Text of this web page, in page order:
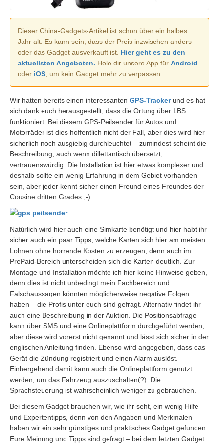
Dieser China-Gadgets-Artikel ist schon über ein halbes
Jahr alt. Es kann sein, dass der Preis inzwischen anders
oder das Gadget ausverkauft ist. Hier geht es zu den
aktuellsten Angeboten. Hole dir unsere App für Android
oder iOS, um kein Gadget mehr zu verpassen.
Wir hatten bereits einen interessanten GPS-Trackerund es hat
sich dank euch herausgestellt, dass die Ortung über LBS
funktioniert. Bei diesem GPS-Peilsender für Autos und
Motorräder ist dies hoffentlich nicht der Fall, aber dies wird hier
sicherlich noch ausgiebig durchleuchtet – zumindest scheint die
Beschreibung, auch wenn dillettantisch übersetzt,
vertrauenswürdig. Die Installation ist hier etwas komplexer und
deshalb sollte ein wenig Erfahrung in dem Gebiet vorhanden
sein, aber jeder kennt sicher einen Freund eines Freundes der
Cousine dritten Grades ;-).
Natürlich wird hier auch eine Simkarte benötigt und hier habt ihr
sicher auch ein paar Tipps, welche Karten sich hier am meisten
Lohnen ohne horrende Kosten zu erzeugen, denn auch im
PrePaid-Bereich unterscheiden sich die Karten deutlich. Zur
Montage und Installation möchte ich hier keine Hinweise geben,
denn dies ist nicht unbedingt mein Fachbereich und
Falschaussagen könnten möglicherweise negative Folgen
haben – die Profis unter euch sind gefragt. Alternativ findet ihr
auch eine Beschreibung in der Auktion. Die Positionsabfrage
kann über SMS und eine Onlineplattform durchgeführt werden,
aber diese wird vorerst nicht genannt und lässt sich sicher in der
englischen Anleitung finden. Ebenso wird angegeben, dass das
Gerät die Zündung registriert und einen Alarm auslöst.
Einhergehend damit kann auch die Onlineplattform genutzt
werden, um das Fahrzeug auszuschalten(?). Die
Sprachsteuerung ist wahrscheinlich weniger zu gebrauchen.
Bei diesem Gadget brauchen wir, wie ihr seht, ein wenig Hilfe
und Expertentipps, denn von den Angaben und Merkmalen
haben wir ein sehr günstiges und praktisches Gadget gefunden.
Eure Meinung und Tipps sind gefragt – bei dem letzten Gadget